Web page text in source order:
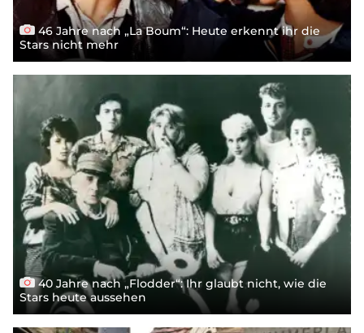
46 Jahre nach „La Boum“: Heute erkennt ihr die
Stars nicht mehr
40 Jahre nach „Flodder“: Ihr glaubt nicht, wie die
Stars heute aussehen